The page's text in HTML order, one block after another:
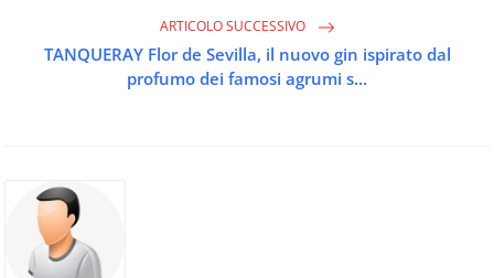
ARTICOLO SUCCESSIVO
TANQUERAY Flor de Sevilla, il nuovo gin ispirato dal
profumo dei famosi agrumi s...